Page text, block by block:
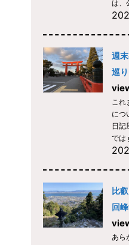
は、
週
巡
これ
につ
日記
では
比
回
あら